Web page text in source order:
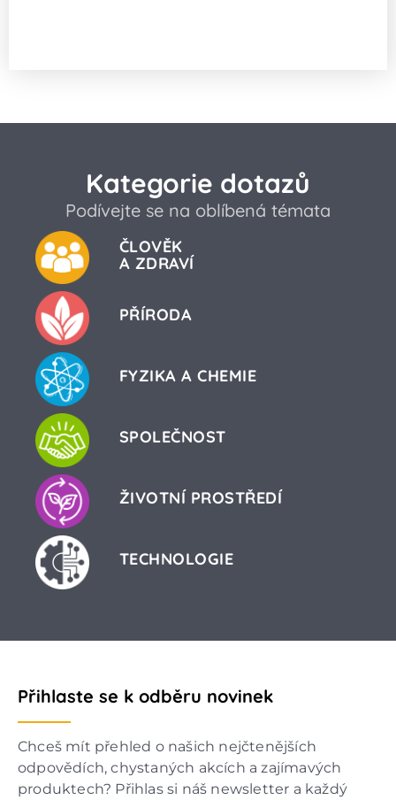
Kategorie dotazů
Podívejte se na oblíbená témata
ČLOVĚK
A ZDRAVÍ
PŘÍRODA
FYZIKA A CHEMIE
SPOLEČNOST
ŽIVOTNÍ PROSTŘEDÍ
TECHNOLOGIE
Přihlaste se k odběru novinek
Chceš mít přehled o našich nejčtenějších
odpovědích, chystaných akcích a zajímavých
produktech? Přihlas si náš newsletter a každý